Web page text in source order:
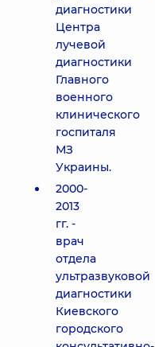
диагностики
Центра
лучевой
диагностики
Главного
военного
клинического
госпиталя
МЗ
Украины.
2000-
2013
гг. -
врач
отдела
ультразвуковой
диагностики
Киевского
городского